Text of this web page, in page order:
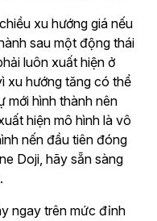
xu hướng giá nếu
sau một động thái
luôn xuất hiện ở
xu hướng tăng có thể
mới hình thành nên
hiện mô hình là vô
nến đầu tiên đóng
Doji, hãy sẵn sàng
ngay trên mức đỉnh